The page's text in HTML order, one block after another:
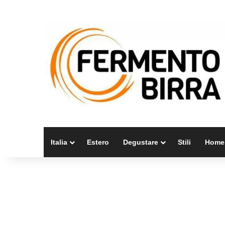
Italia Estero Degustare Stili